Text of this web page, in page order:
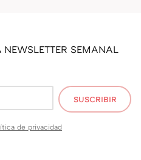
SEMANAL
SUSCRIBIR
de privacidad